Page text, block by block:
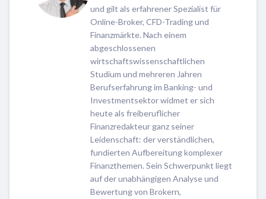
und gilt als erfahrener Spezialist für
Online-Broker, CFD-Trading und
Finanzmärkte. Nach einem
abgeschlossenen
wirtschaftswissenschaftlichen
Studium und mehreren Jahren
Berufserfahrung im Banking- und
Investmentsektor widmet er sich
heute als freiberuflicher
Finanzredakteur ganz seiner
Leidenschaft: der verständlichen,
fundierten Aufbereitung komplexer
Finanzthemen. Sein Schwerpunkt liegt
auf der unabhängigen Analyse und
Bewertung von Brokern,